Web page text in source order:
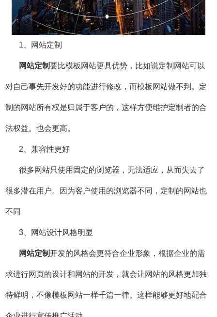
1、 网站定制
网站定制要比模板网站更具优势，比如说定制网站可以
对自己事先开发好的功能进行修改，而模板网站做不到。定
制的网站所有权是归属于客户的，这样方便维护定制者的合
法权益。也会更高。
2、兼容性更好
很多网站只使用固定的浏览器，无法适应，从而失去了
很多潜在用户。因为客户使用的浏览器不同，定制的网站也
不同
3、网站设计风格明显
网站定制开发的风格会更符合企业形象，根据企业的需
求进行网页的设计和网站的开发，就会让网站的风格更加独
特鲜明，不像模板网站一样千篇一律。这样能够更好地配合